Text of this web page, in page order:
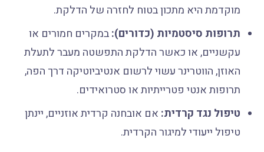
מוקדמת היא מתכון בטוח לחזרה של הדלקת.
תרופות סיסטמיות (כדורים):במקרים חמורים או
עקשניים, או כאשר הדלקת התפשטה מעבר לתעלת
האוזן, הווטרינר עשוי לרשום אנטיביוטיקה דרך הפה,
תרופות אנטי פטרייתיות או סטרואידים.
טיפול נגד קרדית:אם אובחנה קרדית אוזניים, יינתן
טיפול ייעודי למיגור הקרדית.